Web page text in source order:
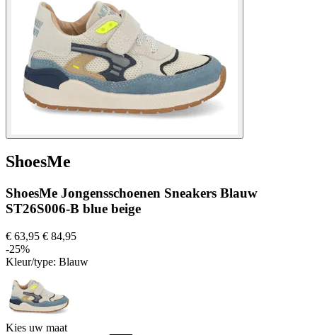
ShoesMe
ShoesMe Jongensschoenen Sneakers Blauw
ST26S006-B blue beige
€ 63,95 € 84,95
-25%
Kleur/type: Blauw
Kies uw maat